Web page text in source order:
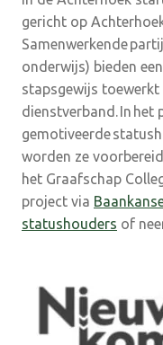
gericht op
Samenwerkende
onderwijs) bieden
stapsgewijs toewerkt
dienstverband. In het
gemotiveerde
worden ze
het Graafschap
project via
statushouders of